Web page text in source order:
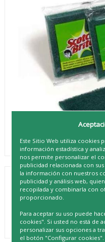
SCOTH BRITE
REF. 8410001100326
Este Sitio Web utiliza cookies
información estadística y
nos permite personalizar el
publicidad relacionada con
la información con nuestros
publicidad y análisis web,
recopilada y combinarla con
proporcionado.
Para aceptar su uso puede
cookies". Si usted no está de
personalizar sus opciones a
el botón "Configurar cookies".